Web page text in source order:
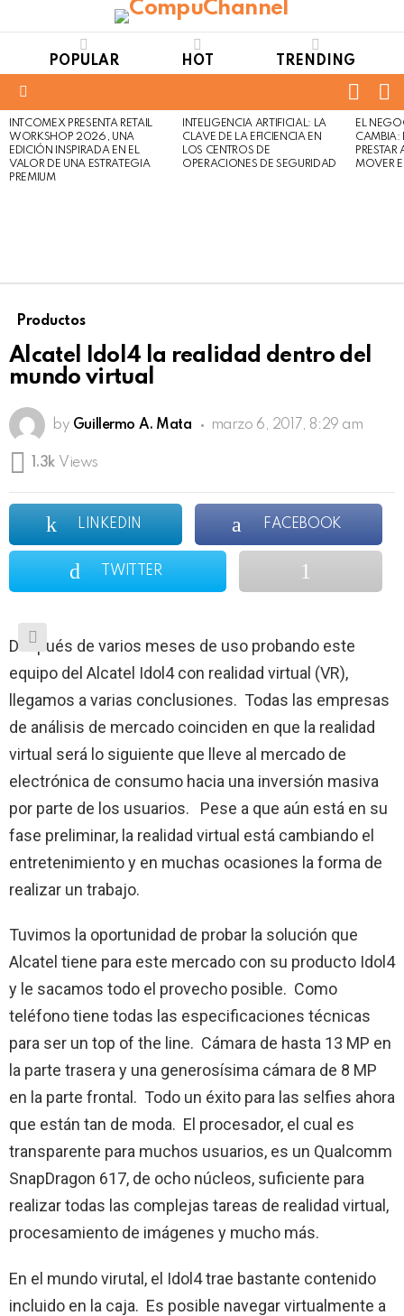
POPULAR HOT TRENDING
LATEST
STORIES
INTCOMEX PRESENTA RETAIL
WORKSHOP 2026, UNA
EDICIÓN INSPIRADA EN EL
VALOR DE UNA ESTRATEGIA
PREMIUM
INTELIGENCIA ARTIFICIAL: LA
CLAVE DE LA EFICIENCIA EN
LOS CENTROS DE
OPERACIONES DE SEGURIDAD
EL
CAMBIA:
MOVER
Productos
Alcatel Idol4 la realidad dentro del
mundo virtual
by Guillermo A. Mata marzo 6, 2017, 8:29 am
1.3k Views
LINKEDIN FACEBOOK
TWITTER
Después de varios meses de uso probando este
equipo del Alcatel Idol4 con realidad virtual (VR),
llegamos a varias conclusiones. Todas las empresas
de análisis de mercado coinciden en que la realidad
virtual será lo siguiente que lleve al mercado de
electrónica de consumo hacia una inversión masiva
por parte de los usuarios. Pese a que aún está en su
fase preliminar, la realidad virtual está cambiando el
entretenimiento y en muchas ocasiones la forma de
realizar un trabajo.
Tuvimos la oportunidad de probar la solución que
Alcatel tiene para este mercado con su producto Idol4
y le sacamos todo el provecho posible. Como
teléfono tiene todas las especificaciones técnicas
para ser un top of the line. Cámara de hasta 13 MP en
la parte trasera y una generosísima cámara de 8 MP
en la parte frontal. Todo un éxito para las selfies ahora
que están tan de moda. El procesador, el cual es
transparente para muchos usuarios, es un Qualcomm
SnapDragon 617, de ocho núcleos, suficiente para
realizar todas las complejas tareas de realidad virtual,
procesamiento de imágenes y mucho más.
En el mundo virutal, el Idol4 trae bastante contenido
incluido en la caja. Es posible navegar virtualmente a